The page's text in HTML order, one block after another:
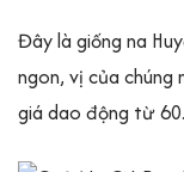
Đây là giống na
ngon, vị của chúng
giá dao động từ